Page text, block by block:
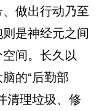
做出行动乃至
是神经元之间
间。长久以
的“后勤部
清理垃圾、修